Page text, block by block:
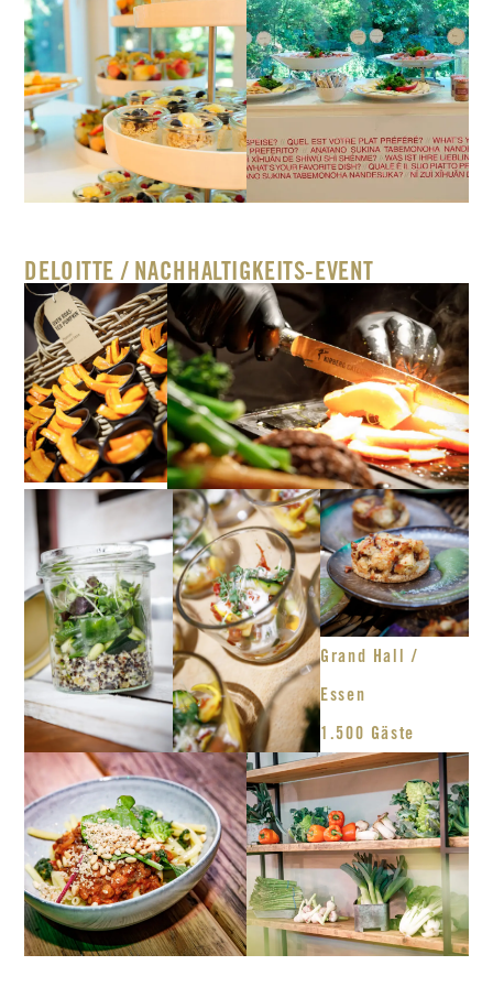
DELOITTE / NACHHALTIGKEITS-EVENT
Grand Hall /
Essen
1.500 Gäste